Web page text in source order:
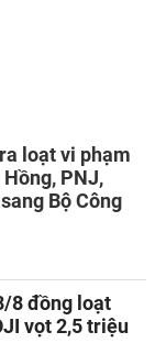
loạt vi phạm
PNJ,
Bộ Công
8 đồng loạt
vọt 2,5 triệu